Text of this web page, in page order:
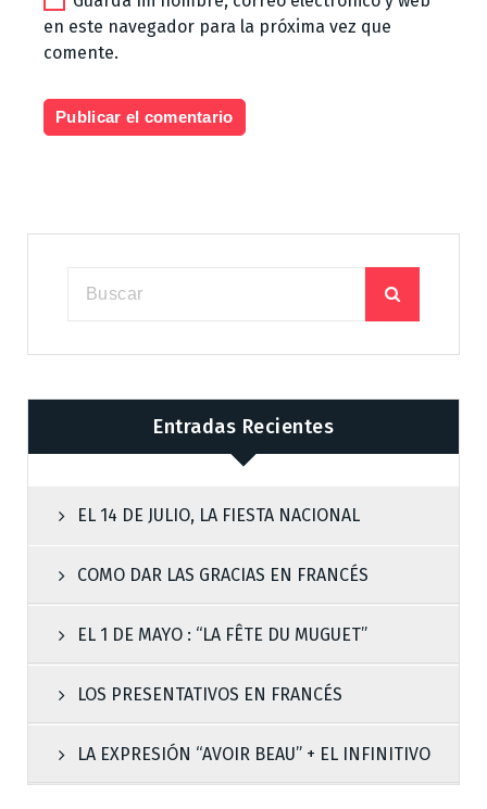
en este navegador para la próxima vez que
comente.
Entradas Recientes
EL 14 DE JULIO, LA FIESTA NACIONAL
COMO DAR LAS GRACIAS EN FRANCÉS
EL 1 DE MAYO : “LA FÊTE DU MUGUET”
LOS PRESENTATIVOS EN FRANCÉS
LA EXPRESIÓN “AVOIR BEAU” + EL INFINITIVO